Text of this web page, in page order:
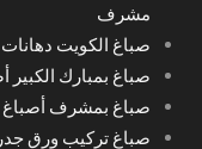
مشرف
صباغ الكويت
صباغ بمبارك الكبير أصباغ
صباغ بمشرف
صباغ تركيب ورق